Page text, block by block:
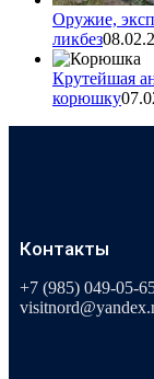
Оружие,
ликбез
Крутейшая
корюшку
Контакты
+7 (985) 049-05-